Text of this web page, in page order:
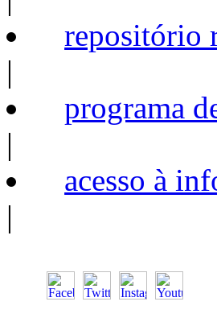
repositório
|
programa
|
acesso à
|